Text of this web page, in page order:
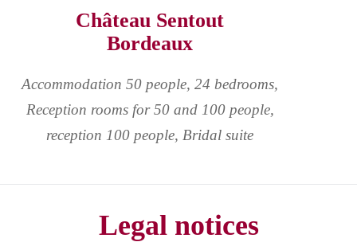
Château Sentout
Bordeaux
Accommodation 50 people, 24 bedrooms,
Reception rooms for 50 and 100 people,
reception 100 people, Bridal suite
Legal notices